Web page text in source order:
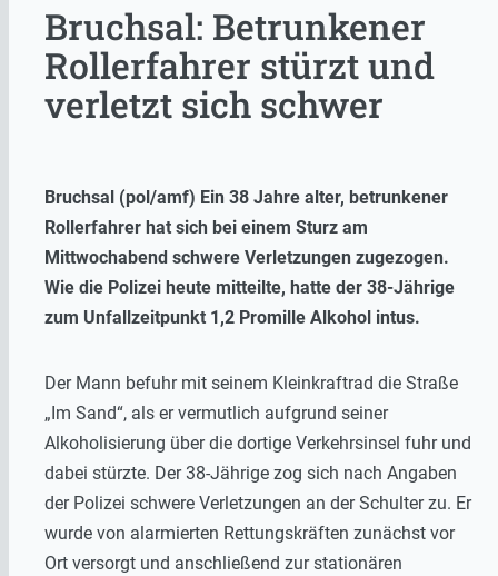
Bruchsal: Betrunkener
Rollerfahrer stürzt und
verletzt sich schwer
Bruchsal (pol/amf) Ein 38 Jahre alter, betrunkener
Rollerfahrer hat sich bei einem Sturz am
Mittwochabend schwere Verletzungen zugezogen.
Wie die Polizei heute mitteilte, hatte der 38-Jährige
zum Unfallzeitpunkt 1,2 Promille Alkohol intus.
Der Mann befuhr mit seinem Kleinkraftrad die Straße
„Im Sand“, als er vermutlich aufgrund seiner
Alkoholisierung über die dortige Verkehrsinsel fuhr und
dabei stürzte. Der 38-Jährige zog sich nach Angaben
der Polizei schwere Verletzungen an der Schulter zu. Er
wurde von alarmierten Rettungskräften zunächst vor
Ort versorgt und anschließend zur stationären